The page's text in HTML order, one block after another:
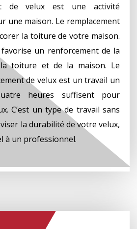
de velux est une activité
une maison. Le remplacement
la toiture de votre maison.
un renforcement de la
toiture et de la maison. Le
de velux est un travail un
heures suffisent pour
C’est un type de travail sans
la durabilité de votre velux,
à un professionnel.